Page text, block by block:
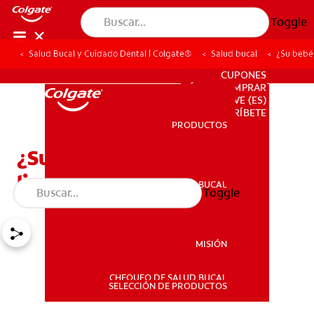
Toggle
PRODUCTOS
SALUD BUCAL
PARA PROFESIONALES
CUPONES
DÓNDE COMPRAR
VE (ES)
SUSCRÍBETE
PRODUCTOS
SALUD BUCAL
MISIÓN
CHEQUEO DE SALUD BUCAL
SELECCIÓN DE PRODUCTOS
Toggle
Salud Bucal y Cuidado Dental | Colgate® Salud bucal ¿Su
¿Su bebé necesita un
limpiador de lengua?